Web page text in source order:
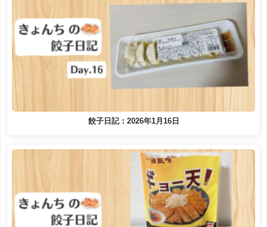
餃子日記：2026年1月16日